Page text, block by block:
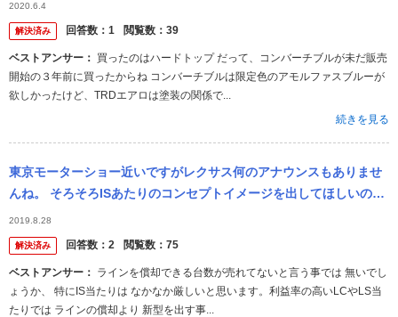
2020.6.4
解決済み 回答数： 1 閲覧数： 39
ベストアンサー：
開始の３年前に買ったからね コンバーチブルは限定色のアモルファスブルーが
欲しかったけど、TRDエアロは塗装の関係で...
続きを見る
東京モーターショー近いですがレクサス何のアナウンスもありませ
んね。 そろそろISあたりのコンセプトイメージを出してほしいので
すが、残念ながらLCコンバーチブルくらいしか出すもの無いんでし
ょうか。
2019.8.28
解決済み 回答数： 2 閲覧数： 75
ベストアンサー：
ょうか、 特にIS当たりは なかなか厳しいと思います。利益率の高いLCやLS当
たりでは ラインの償却より 新型を出す事...